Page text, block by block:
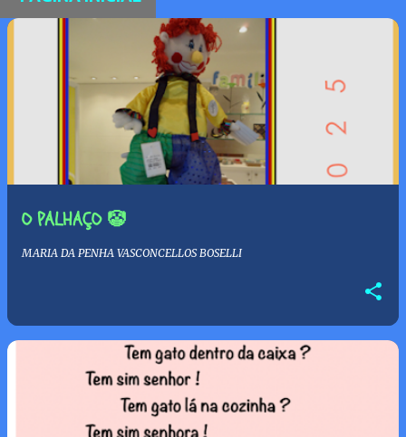
n
s
O PALHAÇO 🤡
MARIA DA PENHA VASCONCELLOS BOSELLI